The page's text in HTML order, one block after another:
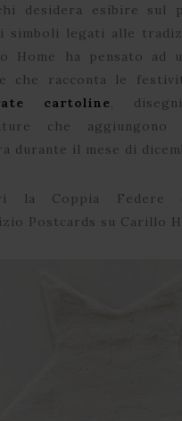
desidera esibire sul
simboli legati alle
Home ha pensato ad
che racconta le
cartoline,
che aggiungono
durante il mese di
la Coppia Federe
Postcards su Carillo